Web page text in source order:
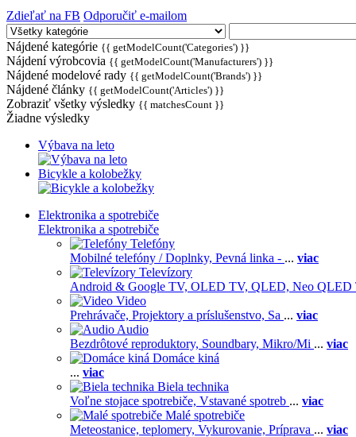
Zdieľať na FB Odporučiť e-mailom
Nájdené kategórie {{ getModelCount('Categories') }}
Nájdení výrobcovia {{ getModelCount('Manufacturers') }}
Nájdené modelové rady {{ getModelCount('Brands') }}
Nájdené články {{ getModelCount('Articles') }}
Zobraziť všetky výsledky {{ matchesCount }}
Žiadne výsledky
Výbava na leto
Bicykle a kolobežky
Elektronika a spotrebiče
Elektronika a spotrebiče
Telefóny
Mobilné telefóny / Doplnky, Pevná linka - ... viac
Televízory
Android & Google TV, OLED TV, QLED, Neo QLED
Video
Prehrávače, Projektory a príslušenstvo, Sa ... viac
Audio
Bezdrôtové reproduktory, Soundbary, Mikro/Mi ... viac
Domáce kiná
... viac
Biela technika
Voľne stojace spotrebiče, Vstavané spotreb ... viac
Malé spotrebiče
Meteostanice, teplomery, Vykurovanie, Príprava ... viac